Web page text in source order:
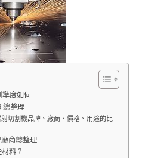
度如何
總整理
切割機品牌、廠商、價格、用途的比
商總整理
料？